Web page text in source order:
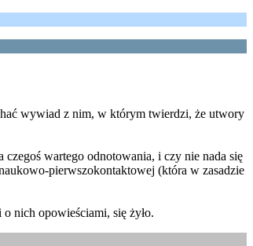
wywiad z nim, w którym twierdzi, że utwory
wartego odnotowania, i czy nie nada się
pierwszokontaktowej (która w zasadzie
nich opowieściami, się żyło.